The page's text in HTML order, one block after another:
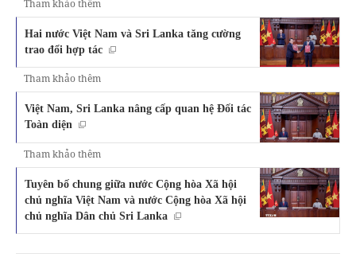
Tham khảo thêm
Hai nước Việt Nam và Sri Lanka tăng cường
trao đổi hợp tác
Tham khảo thêm
Việt Nam, Sri Lanka nâng cấp quan hệ Đối tác
Toàn diện
Tham khảo thêm
Tuyên bố chung giữa nước Cộng hòa Xã hội
chủ nghĩa Việt Nam và nước Cộng hòa Xã hội
chủ nghĩa Dân chủ Sri Lanka